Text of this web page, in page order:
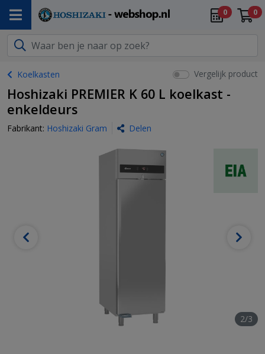
0 0
Koelkasten Vergelijk product
Hoshizaki PREMIER K 60 L koelkast -
enkeldeurs
Fabrikant: Hoshizaki Gram Delen
2/3